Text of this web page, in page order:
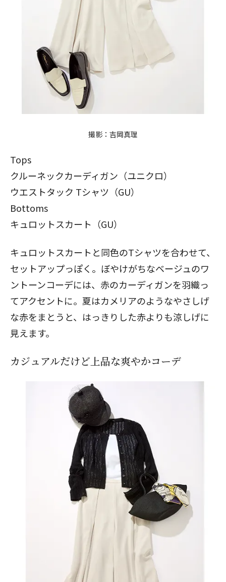
撮影：吉岡真理
Tops
クルーネックカーディガン（ユニクロ）
ウエストタック Tシャツ（GU）
Bottoms
キュロットスカート（GU）
キュロットスカートと同色のTシャツを合わせて、
セットアップっぽく。ぼやけがちなベージュのワ
ントーンコーデには、赤のカーディガンを羽織っ
てアクセントに。夏はカメリアのようなやさしげ
な赤をまとうと、はっきりした赤よりも涼しげに
見えます。
カジュアルだけど上品な爽やかコーデ